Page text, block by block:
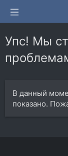
Упс! Мы
В данный
показано.